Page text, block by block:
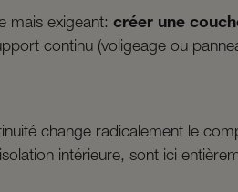
mais exigeant: créer une
continu (voligeage ou
change radicalement le
intérieure, sont ici